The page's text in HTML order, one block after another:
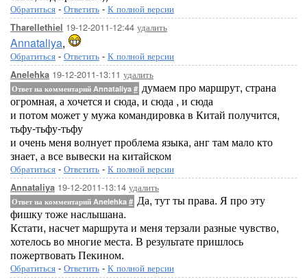
Обратиться - Ответить - К полной версии
Tharellethiel 19-12-2011-12:44 удалить
Annataliya,
Обратиться - Ответить - К полной версии
Anelehka 19-12-2011-13:11 удалить
Ответ на комментарий Annataliya # думаем про маршрут, страна
огромная, а хочется и сюда, и сюда , и сюда
и потом может у мужа командировка в Китай получится,
тьфу-тьфу-тьфу
и очень меня волнует проблема языка, анг там мало кто
знает, а все вывески на китайском
Обратиться - Ответить - К полной версии
Annataliya 19-12-2011-13:14 удалить
Ответ на комментарий Anelehka # Да, тут ты права. Я про эту
фишку тоже наслышана.
Кстати, насчет маршрута и меня терзали разные чувство,
хотелось во многие места. В результате пришлось
пожертвовать Пекином.
Обратиться - Ответить - К полной версии